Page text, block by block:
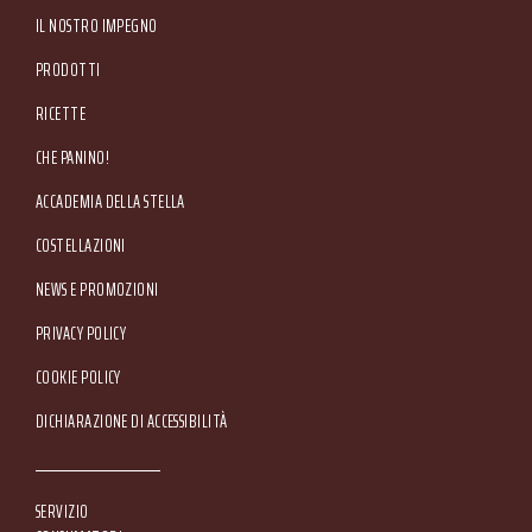
IL NOSTRO IMPEGNO
PRODOTTI
RICETTE
CHE PANINO!
ACCADEMIA DELLA STELLA
COSTELLAZIONI
NEWS E PROMOZIONI
Footer Service Menu
PRIVACY POLICY
COOKIE POLICY
DICHIARAZIONE DI ACCESSIBILITÀ
SERVIZIO